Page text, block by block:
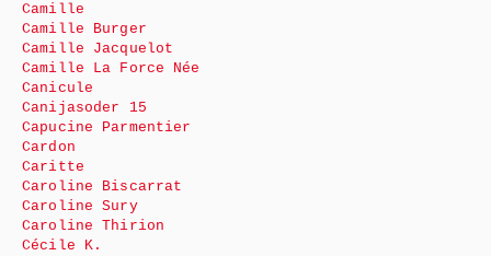
Camille
Camille Burger
Camille Jacquelot
Camille La Force Née
Canicule
Canijasoder 15
Capucine Parmentier
Cardon
Caritte
Caroline Biscarrat
Caroline Sury
Caroline Thirion
Cécile K.